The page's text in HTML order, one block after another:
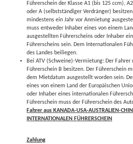
Führerschein der Klasse A1 (bis 125 ccm),
oder A (selbstständiger Verdränger)
mindestens ein Jahr vor Anmietung
muss entweder Inhaber eines von einem
ausgestellten Führerscheins oder Inhaber
Führerscheins sein. Dem Internationalen
des Landes beiliegen.
Bei ATV (Schweine)-Vermietung: Der
Führerschein B besitzen. Der Führerschein
dem Mietdatum ausgestellt worden sein.
eines von einem Land der Europäischen
oder Inhaber eines internationalen
Führerschein muss der Führerschein des
Fahrer aus KANADA-USA-AUSTRALIEN-
INTERNATIONALEN FÜHRERSCHEIN
Zahlung